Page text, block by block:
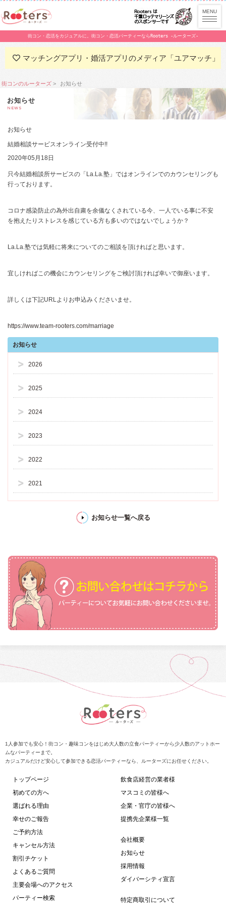
街コン・恋活をカジュアルに。街コン・恋活パーティーならRooters -ルーターズ-
マッチングアプリ・婚活アプリのメディア「ユアマッチ」
街コンのルーターズ お知らせ
お知らせ
NEWS
お知らせ
結婚相談サービスオンライン受付中!!
2020年05月18日
只今結婚相談所サービスの「La.La.塾」ではオンラインでのカウンセリングも
行っております。
コロナ感染防止の為外出自粛を余儀なくされている今、一人でいる事に不安
を抱えたりストレスを感じている方も多いのではないでしょうか？
La.La.塾では気軽に将来についてのご相談を頂ければと思います。
宜しければこの機会にカウンセリングをご検討頂ければ幸いで御座います。
詳しくは下記URLよりお申込みくださいませ。
https://www.team-rooters.com/marriage
お知らせ
2026
2025
2024
2023
2022
2021
お知らせ一覧へ戻る
1人参加でも安心！街コン・趣味コンをはじめ大人数の立食パーティーから少人数のアットホー
ムなパーティーまで。
カジュアルだけど安心して参加できる恋活パーティーなら、ルーターズにお任せください。
トップページ
初めての方へ
選ばれる理由
幸せのご報告
ご予約方法
キャンセル方法
割引チケット
よくあるご質問
主要会場へのアクセス
パーティー検索
飲食店経営の業者様
マスコミの皆様へ
企業・官庁の皆様へ
提携先企業様一覧
会社概要
お知らせ
採用情報
ダイバーシティ宣言
特定商取引について